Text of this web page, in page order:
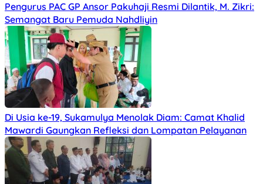
Pengurus PAC GP Ansor Pakuhaji Resmi Dilantik, M. Zikri:
Semangat Baru Pemuda Nahdliyin
Di Usia ke-19, Sukamulya Menolak Diam: Camat Khalid
Mawardi Gaungkan Refleksi dan Lompatan Pelayanan